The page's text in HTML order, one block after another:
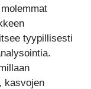
tyypillisesti
kasvojen